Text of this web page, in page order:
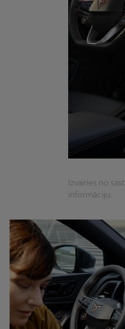
Izvairies no
informāciju.